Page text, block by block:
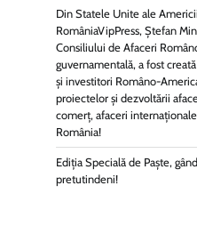
Din Statele Unite ale
RomâniaVipPress, Ștefan
Consiliului de Afaceri
guvernamentală, a fost
și investitori Româno-
proiectelor și dezvoltării
comerț, afaceri
România!
Ediția Specială de Paște,
pretutindeni!